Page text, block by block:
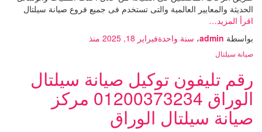
الحديثة والمعايير العالمية والتى تستخدم فى جميع فروع صيانة سيلتال
اقرأ المزيد…
بواسطة admin، سنة واحدةفبراير 18, 2025 منذ
صيانة سيلتال
رقم تليفون توكيل صيانة سيلتال
الوراق 01200373234 مركز
صيانة سيلتال الوراق